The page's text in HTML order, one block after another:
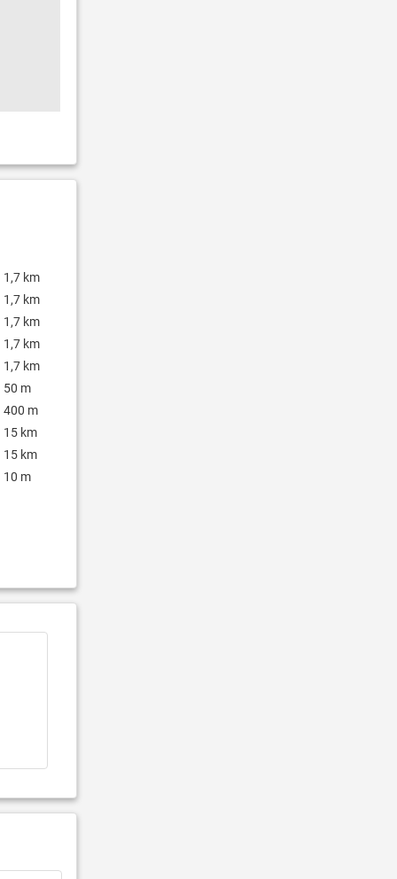
1,7 km
1,7 km
1,7 km
1,7 km
1,7 km
50 m
400 m
15 km
15 km
10 m